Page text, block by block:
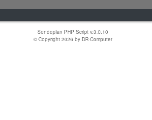
Sendeplan PHP Script v.3.0.10
© Copyright 2026 by DR-Computer